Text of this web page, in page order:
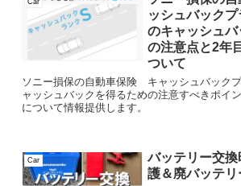
ッシュバック
のキャッシュ
の注意点と2年
ついて
ソニー損保の自動車保険 キャッシュバック
ャッシュバックを得るための注意すべきポイ
について情報提供します。
Car
バッテリー交
護＆廃バッテ